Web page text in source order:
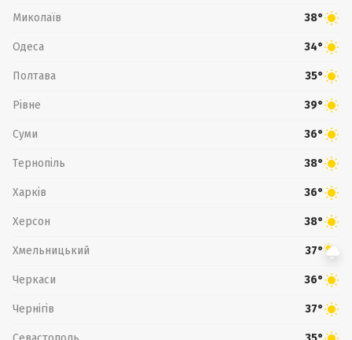
Миколаїв 38°
Одеса 34°
Полтава 35°
Рівне 39°
Суми 36°
Тернопіль 38°
Харків 36°
Херсон 38°
Хмельницький 37°
Черкаси 36°
Чернігів 37°